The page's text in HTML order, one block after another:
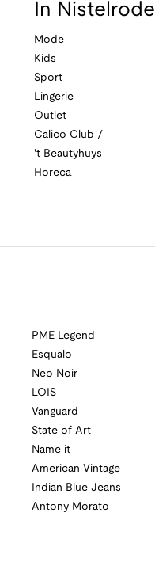
In Nistelrode
Mode
Kids
Sport
Lingerie
Outlet
Calico Club /
't Beautyhuys
Horeca
PME Legend
Esqualo
Neo Noir
LOIS
Vanguard
State of Art
Name it
American Vintage
Indian Blue Jeans
Antony Morato